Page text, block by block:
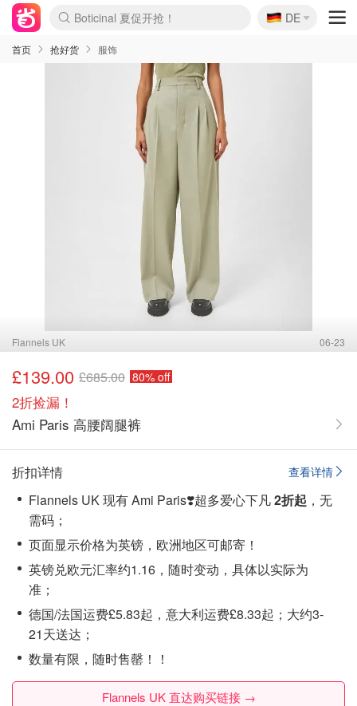
Boticinal 夏促开抢！
4折！lulu周四疯狂上新
还没结束！&OtherStories大促
Joybuy变相75折 随时失效
速领！Stanley独家85折
疑似霸哥！Camper额外叠85折
Zalando 奥莱闪促！每日更新
Moncler反季囤！5折起+叠9折
Coach Brooklyn仅€192
🇩🇪
DE
首页 抢好货 服饰
Flannels UK 06-23
£139.00 £685.00 80% off
2折捡漏！
Ami Paris 高腰阔腿裤
查看详情
折扣详情
Flannels UK 现有 Ami Paris❣️超多爱心下凡2折起 ，无
需码；
页面显示价格为英镑，欧洲地区可邮寄！
英镑兑欧元汇率约1.16，随时变动，具体以实际为
准；
德国/法国运费£5.83起，意大利运费£8.33起；大约3-
21天送达；
数量有限，随时售罄！！
Flannels UK 直达购买链接 →